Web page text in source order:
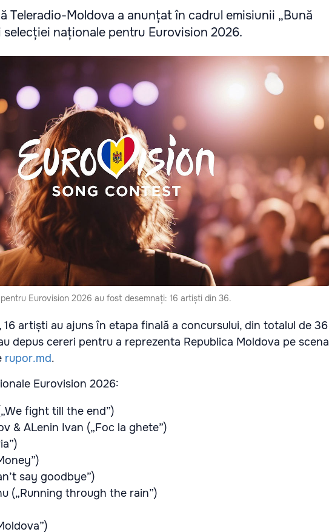
Teleradio-Moldova a anunțat în cadrul emisiunii „Bună
naționale pentru Eurovision 2026.
Eurovision 2026 au fost desemnați: 16 artiști din 36.
16 artiști au ajuns în etapa finală a concursului, din totalul de 36
depus cereri pentru a reprezenta Republica Moldova pe scena
rupor.md.
Eurovision 2026:
fight till the end”)
& ALenin Ivan („Foc la ghete”)
say goodbye”)
(„Running through the rain”)